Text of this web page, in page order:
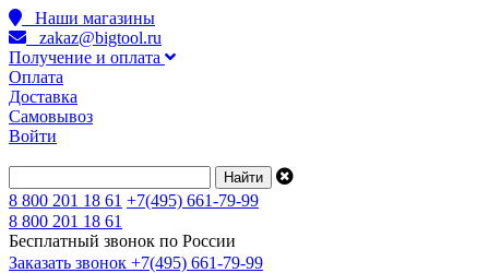
Наши магазины
zakaz@bigtool.ru
Получение и оплата
Оплата
Доставка
Самовывоз
Войти
8 800 201 18 61 +7(495) 661-79-99
8 800 201 18 61
Бесплатный звонок по России
Заказать звонок +7(495) 661-79-99